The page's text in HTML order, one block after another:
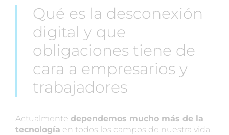
Qué es la desconexión
digital y que
obligaciones tiene de
cara a empresarios y
trabajadores
Actualmente dependemos mucho más de la
tecnología en todos los campos de nuestra vida.